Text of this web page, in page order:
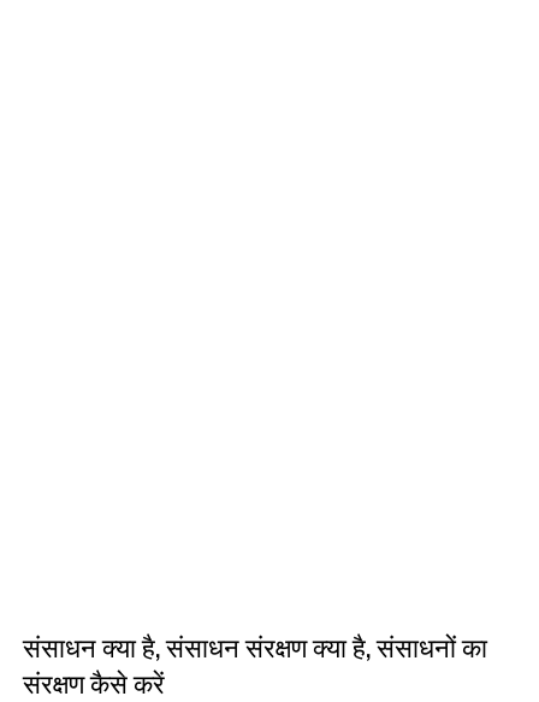
संसाधन क्या है, संसाधन संरक्षण क्या है, संसाधनों का
संरक्षण कैसे करें